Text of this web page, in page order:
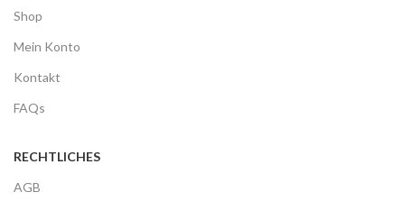
Shop
Mein Konto
Kontakt
FAQs
RECHTLICHES
AGB